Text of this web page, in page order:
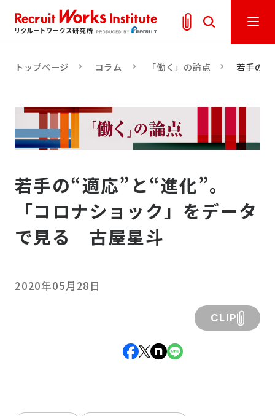
トップページ コラム 「働く」の論点 若手の“
若手の“適応”と“進化”。
「コロナショック」をデータ
で見る 古屋星斗
2020年05月28日
CLIP